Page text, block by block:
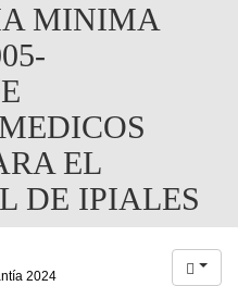
MINIMA
EL
DE IPIALES
2024